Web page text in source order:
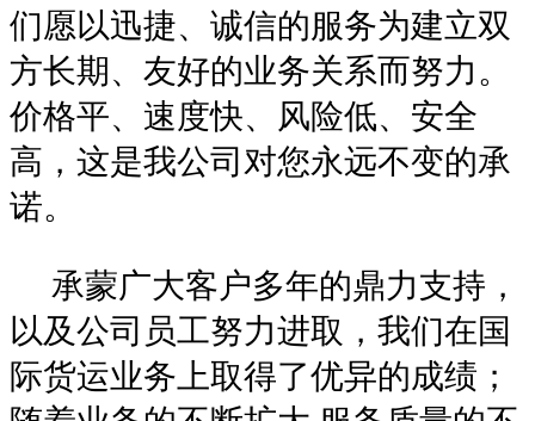
们愿以迅捷、诚信的服务为建立双
方长期、友好的业务关系而努力。
价格平、速度快、风险低、安全
高，这是我公司对您永远不变的承
诺。
承蒙广大客户多年的鼎力支持，
以及公司员工努力进取，我们在国
际货运业务上取得了优异的成绩；